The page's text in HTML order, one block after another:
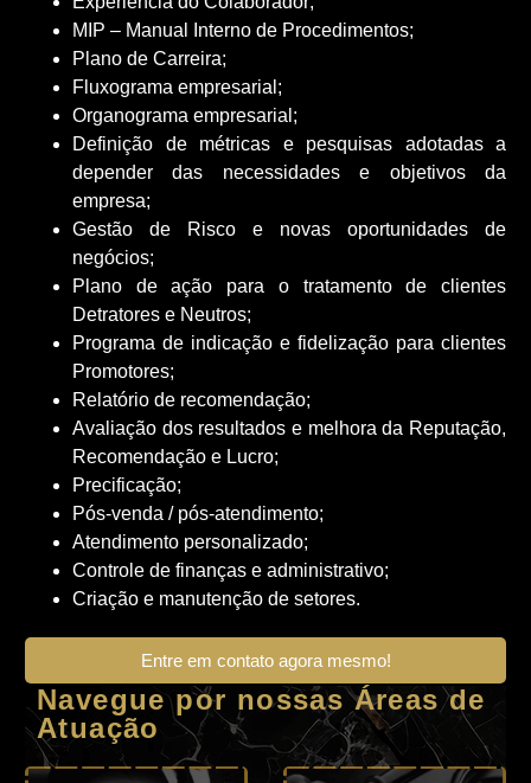
MIP – Manual Interno de Procedimentos;
Plano de Carreira;
Fluxograma empresarial;
Organograma empresarial;
Definição de métricas e pesquisas adotadas a
depender das necessidades e objetivos da
empresa;
Gestão de Risco e novas oportunidades de
negócios;
Plano de ação para o tratamento de clientes
Detratores e Neutros;
Programa de indicação e fidelização para clientes
Promotores;
Relatório de recomendação;
Avaliação dos resultados e melhora da Reputação,
Recomendação e Lucro;
Precificação;
Pós-venda / pós-atendimento;
Atendimento personalizado;
Controle de finanças e administrativo;
Criação e manutenção de setores.
Entre em contato agora mesmo!
Navegue por nossas Áreas de
Atuação